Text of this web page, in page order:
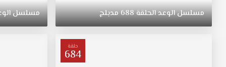
تبقى
"ريهان"
مسلسلالوعدالحلقة688مدبلج مسلسل
حلقة
684